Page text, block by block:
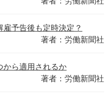
予告後も定時決定？
著者：労働新聞社
から適用されるか
著者：労働新聞社